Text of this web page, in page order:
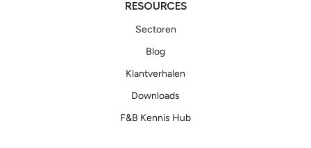
RESOURCES
Sectoren
Blog
Klantverhalen
Downloads
F&B Kennis Hub